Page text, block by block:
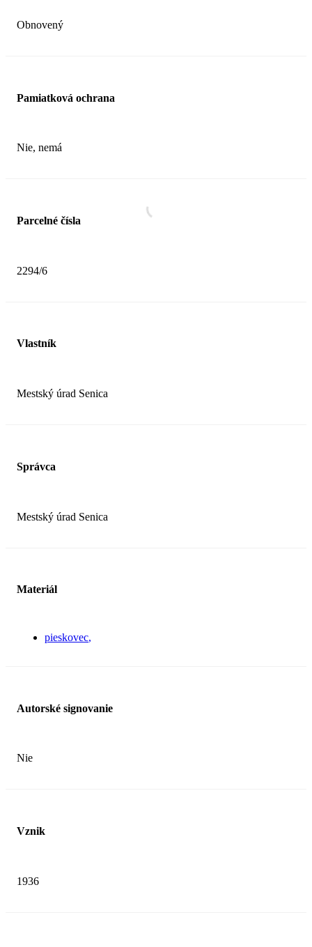
Obnovený
Pamiatková ochrana
Nie, nemá
Parcelné čísla
2294/6
Vlastník
Mestský úrad Senica
Správca
Mestský úrad Senica
Materiál
pieskovec
Autorské signovanie
Nie
Vznik
1936